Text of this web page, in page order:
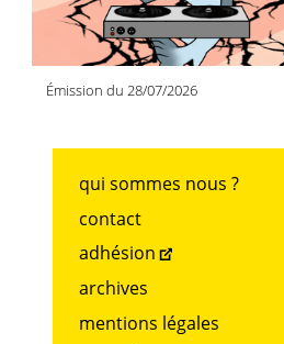
Émission du 28/07/2026
qui sommes nous ?
contact
adhésion
archives
mentions légales